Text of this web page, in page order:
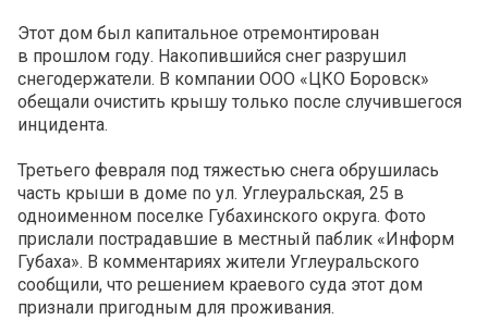
Этот дом был капитальное отремонтирован
в прошлом году. Накопившийся снег разрушил
снегодержатели. В компании ООО «ЦКО Боровск»
обещали очистить крышу только после случившегося
инцидента.
Третьего февраля под тяжестью снега обрушилась
часть крыши в доме по ул. Углеуральская, 25 в
одноименном поселке Губахинского округа. Фото
прислали пострадавшие в местный паблик «Информ
Губаха». В комментариях жители Углеуральского
сообщили, что решением краевого суда этот дом
признали пригодным для проживания.